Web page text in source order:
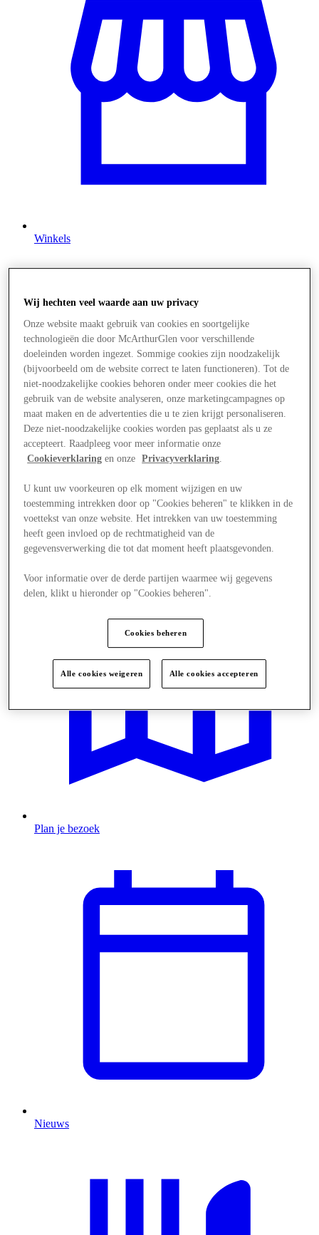
Winkels
Aanbiedingen
Plan je bezoek
Nieuws
Wij hechten veel waarde aan uw privacy
Onze website maakt gebruik van cookies en soortgelijke
technologieën die door McArthurGlen voor verschillende
doeleinden worden ingezet. Sommige cookies zijn noodzakelijk
(bijvoorbeeld om de website correct te laten functioneren). Tot de
niet-noodzakelijke cookies behoren onder meer cookies die het
gebruik van de website analyseren, onze marketingcampagnes op
maat maken en de advertenties die u te zien krijgt personaliseren.
Deze niet-noodzakelijke cookies worden pas geplaatst als u ze
accepteert. Raadpleeg voor meer informatie onze
Cookieverklaring en onze Privacyverklaring.
U kunt uw voorkeuren op elk moment wijzigen en uw
toestemming intrekken door op "Cookies beheren" te klikken in de
voettekst van onze website. Het intrekken van uw toestemming
heeft geen invloed op de rechtmatigheid van de
gegevensverwerking die tot dat moment heeft plaatsgevonden.
Voor informatie over de derde partijen waarmee wij gegevens
delen, klikt u hieronder op "Cookies beheren".
Cookies beheren
Alle cookies weigeren Alle cookies accepteren